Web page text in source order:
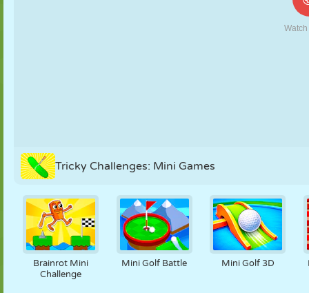
Tricky Challenges: Mini Games
Brainrot Mini
Challenge
Mini Golf Battle Mini Golf 3D